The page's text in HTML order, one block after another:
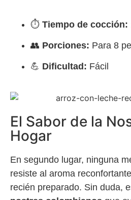
⏱️ Tiempo de cocción:
👥 Porciones: Para 8
💪 Dificultad: Fácil
El Sabor de la
Hogar
En segundo lugar, ninguna
resiste al aroma
recién preparado. Sin duda,